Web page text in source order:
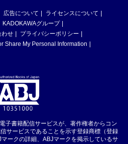
広告について
ライセンスについて
KADOKAWAグループ
わせ
プライバシーポリシー
Share My Personal Information
子書籍配信サービスが、著作権者からコン
サービスであることを示す登録商標（登録
ークの詳細、ABJマークを掲示しているサ